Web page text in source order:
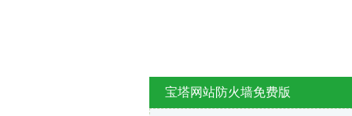
宝塔网站防火墙免费版